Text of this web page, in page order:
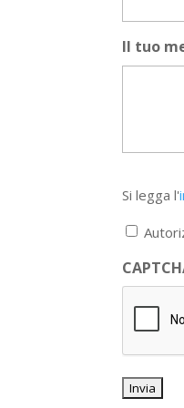
Il tuo
legga
privacy
*
Si legga l'